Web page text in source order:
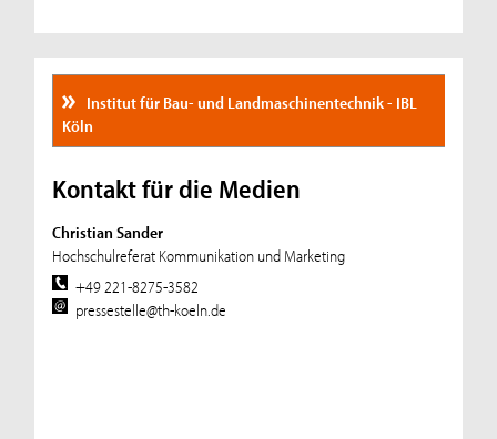
Institut für Bau- und Landmaschinentechnik - IBL
Köln
Kontakt für die Medien
Christian Sander
Hochschulreferat Kommunikation und Marketing
+49 221-8275-3582
pressestelle@th-koeln.de